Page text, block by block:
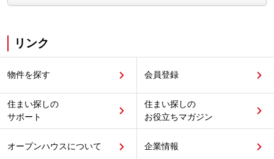
リンク
物件を探す 会員登録
住まい探しの
サポート
住まい探しの
お役立ちマガジン
オープンハウスについて 企業情報